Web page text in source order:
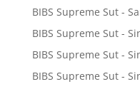
BIBS Supreme Sut -
BIBS Supreme Sut -
BIBS Supreme Sut -
BIBS Supreme Sut -